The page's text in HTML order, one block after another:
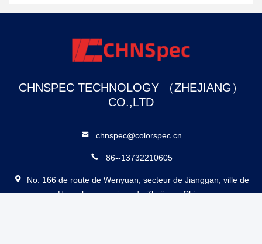
CHNSPEC TECHNOLOGY （ZHEJIANG）
CO.,LTD
chnspec@colorspec.cn
86--13732210605
No. 166 de route de Wenyuan, secteur de Jianggan, ville de
Hangzhou, province de Zhejiang, Chine